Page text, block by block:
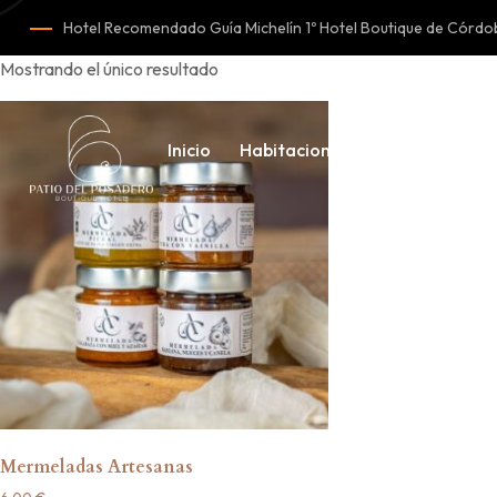
Hotel Recomendado Guía Michelín 1º Hotel Boutique de
Inicio Habitaciones
Mostrando el único resultado
Mermeladas Artesanas